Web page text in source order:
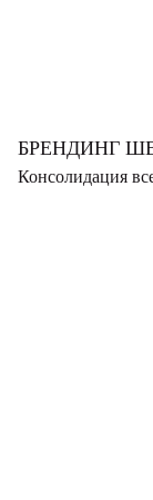
БРЕНДИНГ
Консолидация